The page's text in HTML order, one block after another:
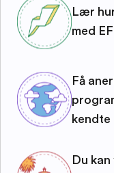
Lær
med
Få
kendte
Du